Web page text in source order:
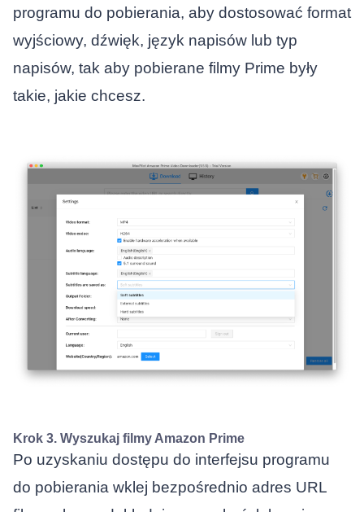
programu do pobierania, aby dostosować format
wyjściowy, dźwięk, język napisów lub typ
napisów, tak aby pobierane filmy Prime były
takie, jakie chcesz.
Krok 3. Wyszukaj filmy Amazon Prime
Po uzyskaniu dostępu do interfejsu programu
do pobierania wklej bezpośrednio adres URL